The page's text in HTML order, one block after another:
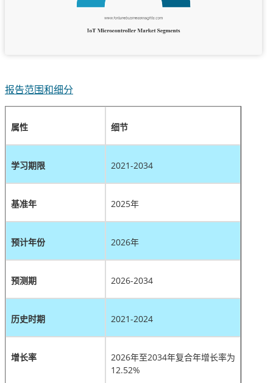
报告范围和细分
属性 细节
学习期限 2021-2034
基准年 2025年
预计年份 2026年
预测期 2026-2034
历史时期 2021-2024
增长率
2026年至2034年复合年增长率为
12.52%